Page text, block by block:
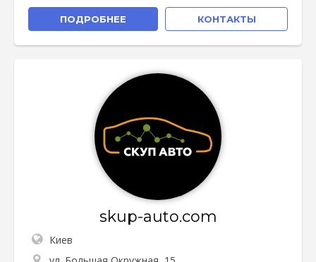
ПОДРОБНЕЕ КОНТАКТЫ
skup-auto.com
Киев